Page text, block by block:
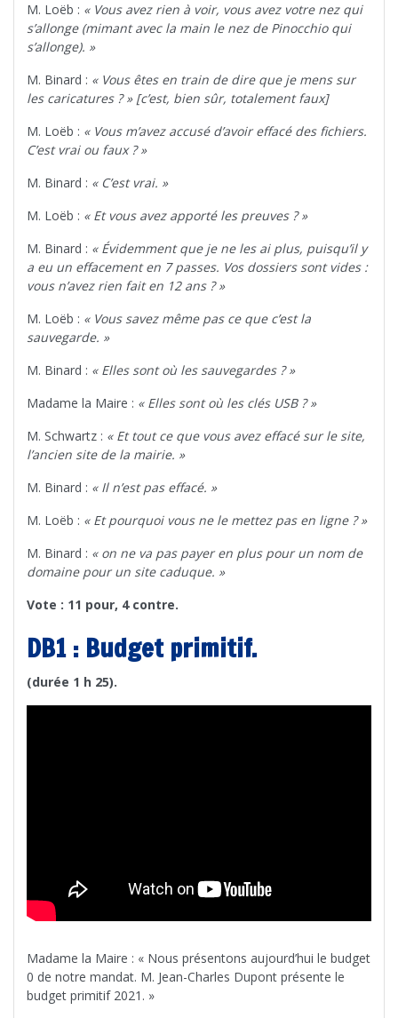
M. Loëb : « Vous avez rien à voir, vous avez votre nez qui
s’allonge (mimant avec la main le nez de Pinocchio qui
s’allonge). »
M. Binard : « Vous êtes en train de dire que je mens sur
les caricatures ? » [c’est, bien sûr, totalement faux]
M. Loëb : « Vous m’avez accusé d’avoir effacé des fichiers.
C’est vrai ou faux ? »
M. Binard : « C’est vrai. »
M. Loëb : « Et vous avez apporté les preuves ? »
M. Binard : « Évidemment que je ne les ai plus, puisqu’il y
a eu un effacement en 7 passes. Vos dossiers sont vides :
vous n’avez rien fait en 12 ans ? »
M. Loëb : « Vous savez même pas ce que c’est la
sauvegarde. »
M. Binard : « Elles sont où les sauvegardes ? »
Madame la Maire : « Elles sont où les clés USB ? »
M. Schwartz : « Et tout ce que vous avez effacé sur le site,
l’ancien site de la mairie. »
M. Binard : « Il n’est pas effacé. »
M. Loëb : « Et pourquoi vous ne le mettez pas en ligne ? »
M. Binard : « on ne va pas payer en plus pour un nom de
domaine pour un site caduque. »
Vote : 11 pour, 4 contre.
DB1 : Budget primitif.
(durée 1 h 25).
Madame la Maire : « Nous présentons aujourd’hui le budget
0 de notre mandat. M. Jean-Charles Dupont présente le
budget primitif 2021. »